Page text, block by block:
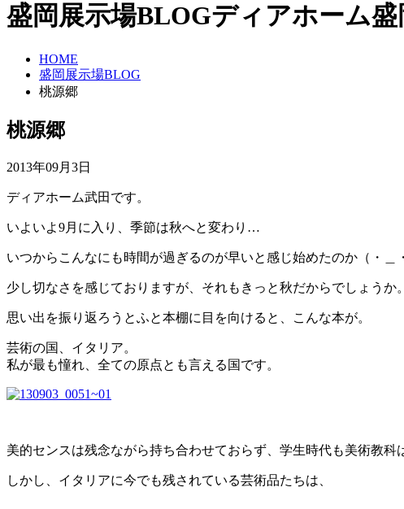
盛岡展示場BLOGディアホーム
HOME
盛岡展示場BLOG
桃源郷
桃源郷
2013年09月3日
ディアホーム武田です。
いよいよ9月に入り、季節は秋へと変わり…
いつからこんなにも時間が過ぎるのが早いと感じ始めたのか（・＿
少し切なさを感じておりますが、それもきっと秋だからでしょうか。
思い出を振り返ろうとふと本棚に目を向けると、こんな本が。
芸術の国、イタリア。
私が最も憧れ、全ての原点とも言える国です。
美的センスは残念ながら持ち合わせておらず、学生時代も美術教科
しかし、イタリアに今でも残されている芸術品たちは、